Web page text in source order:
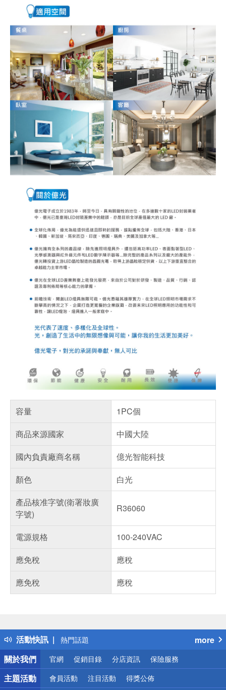
容量
1PC個
商品來源國家
中國大陸
國內負責廠商名稱
億光智能科技
顏色
白光
產品核准字號(衛署妝廣
字號)
R36060
電源規格
100-240VAC
應免稅
應稅
應免稅
應稅
活動快訊
得獎公告
熱門話題
銀行優惠
偏遠地區配送
詐騙網頁！請小心！
more
關於我們
官網 促銷目錄 分店資訊 保險服務
主題活動 會員活動 注目活動 得獎公佈